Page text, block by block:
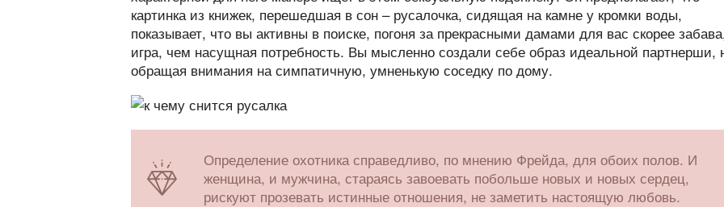
картинка из книжек, перешедшая в сон – русалочка, сидящая на камне у кромки воды,
показывает, что вы активны в поиске, погоня за прекрасными дамами для вас скорее
игра, чем насущная потребность. Вы мысленно создали себе образ идеальной партнерши,
обращая внимания на симпатичную, умненькую соседку по дому.
Определение охотника справедливо, по мнению Фрейда, для обоих полов. И
женщина, и мужчина, стараясь завоевать побольше новых и новых сердец,
рискуют прозевать истинные отношения, не заметить настоящую любовь.